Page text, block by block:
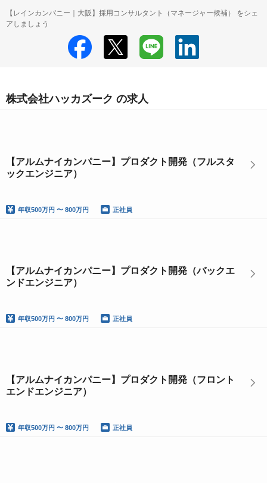
【レインカンパニー｜大阪】採用コンサルタント（マネージャー候補） をシェ
アしましょう
株式会社ハッカズーク の求人
【アルムナイカンパニー】プロダクト開発（フルスタ
ックエンジニア）
年収500万円 〜 800万円 正社員
【アルムナイカンパニー】プロダクト開発（バックエ
ンドエンジニア）
年収500万円 〜 800万円 正社員
【アルムナイカンパニー】プロダクト開発（フロント
エンドエンジニア）
年収500万円 〜 800万円 正社員